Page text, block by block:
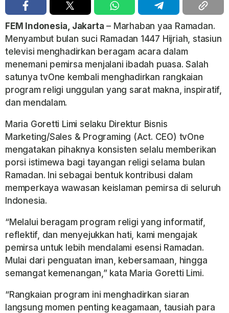
FEM Indonesia, Jakarta – Marhaban yaa Ramadan.
Menyambut bulan suci Ramadan 1447 Hijriah, stasiun
televisi menghadirkan beragam acara dalam
menemani pemirsa menjalani ibadah puasa. Salah
satunya tvOne kembali menghadirkan rangkaian
program religi unggulan yang sarat makna, inspiratif,
dan mendalam.
Maria Goretti Limi selaku Direktur Bisnis
Marketing/Sales & Programing (Act. CEO) tvOne
mengatakan pihaknya konsisten selalu memberikan
porsi istimewa bagi tayangan religi selama bulan
Ramadan. Ini sebagai bentuk kontribusi dalam
memperkaya wawasan keislaman pemirsa di seluruh
Indonesia.
“Melalui beragam program religi yang informatif,
reflektif, dan menyejukkan hati, kami mengajak
pemirsa untuk lebih mendalami esensi Ramadan.
Mulai dari penguatan iman, kebersamaan, hingga
semangat kemenangan,” kata Maria Goretti Limi.
“Rangkaian program ini menghadirkan siaran
langsung momen penting keagamaan, tausiah para